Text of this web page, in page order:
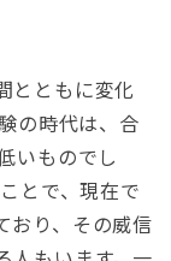
とともに変化
の時代は、合
いものでし
とで、現在で
おり、その威信